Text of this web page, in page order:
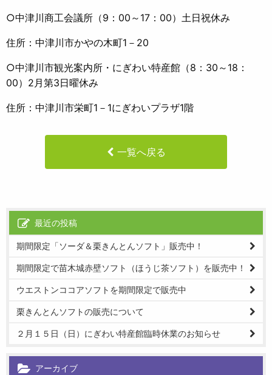
○中津川商工会議所（9：00～17：00）土日祝休み
住所：中津川市かやの木町1－20
○中津川市観光案内所・にぎわい特産館（8：30～18：
00）2月第3日曜休み
住所：中津川市栄町1－1にぎわいプラザ1階
一覧へ戻る
最近の投稿
期間限定「ソーダ＆栗きんとんソフト」販売中！
期間限定で苗木城赤壁ソフト（ほうじ茶ソフト）を販売中！
ウエストンココアソフトを期間限定で販売中
栗きんとんソフトの販売について
２月１５日（日）にぎわい特産館臨時休業のお知らせ
アーカイブ